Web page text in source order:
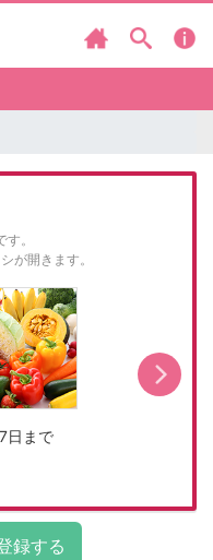
。
が開きます。
日まで